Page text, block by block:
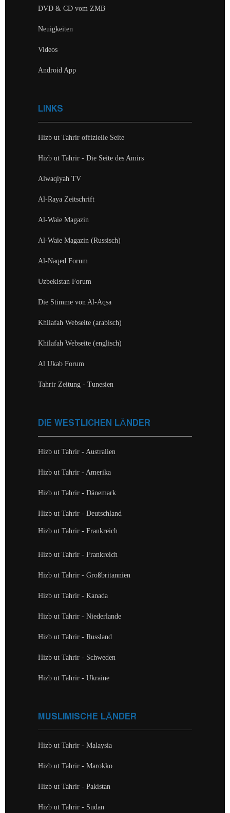
DVD & CD vom ZMB
Neuigkeiten
Videos
Android App
LINKS
Hizb ut Tahrir offizielle Seite
Hizb ut Tahrir - Die Seite des Amirs
Alwaqiyah TV
Al-Raya Zeitschrift
Al-Waie Magazin
Al-Waie Magazin (Russisch)
Al-Naqed Forum
Uzbekistan Forum
Die Stimme von Al-Aqsa
Khilafah Webseite (arabisch)
Khilafah Webseite (englisch)
Al Ukab Forum
Tahrir Zeitung - Tunesien
DIE WESTLICHEN LÄNDER
Hizb ut Tahrir - Australien
Hizb ut Tahrir - Amerika
Hizb ut Tahrir - Dänemark
Hizb ut Tahrir - Deutschland
Hizb ut Tahrir - Frankreich
Hizb ut Tahrir - Frankreich
Hizb ut Tahrir - Großbritannien
Hizb ut Tahrir - Kanada
Hizb ut Tahrir - Niederlande
Hizb ut Tahrir - Russland
Hizb ut Tahrir - Schweden
Hizb ut Tahrir - Ukraine
MUSLIMISCHE LÄNDER
Hizb ut Tahrir - Malaysia
Hizb ut Tahrir - Marokko
Hizb ut Tahrir - Pakistan
Hizb ut Tahrir - Sudan